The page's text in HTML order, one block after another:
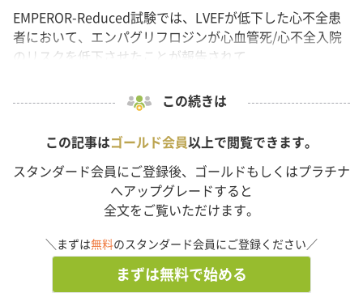
EMPEROR-Reduced試験では、LVEFが低下した心不全患
者において、エンパグリフロジンが心血管死/心不全入院
のリスクを低下させたことが報告されて...
この続きは
この記事はゴールド会員以上で閲覧できます。
スタンダード会員にご登録後、ゴールドもしくはプラチナ
へアップグレードすると
全文をご覧いただけます。
＼まずは無料のスタンダード会員にご登録ください／
まずは無料で始める